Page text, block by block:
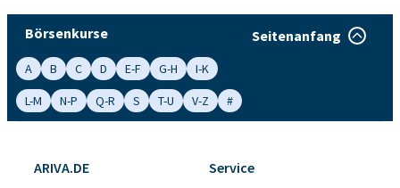
Börsenkurse Seitenanfang
A B C D E-F G-H
I-K
L-M
N-P Q-R S T-U V-Z #
ARIVA.DE Service